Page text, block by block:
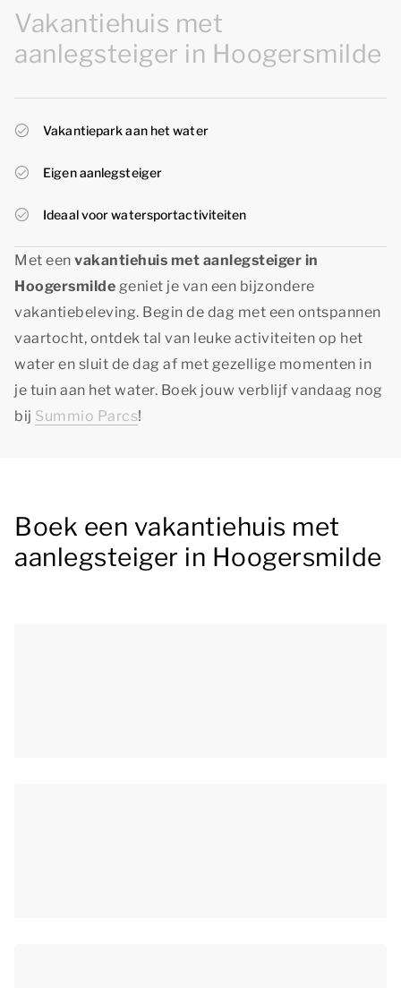
Vakantiehuis met
aanlegsteiger in Hoogersmilde
Vakantiepark aan het water
Eigen aanlegsteiger
Ideaal voor watersportactiviteiten
Met een vakantiehuis met aanlegsteiger in
Hoogersmilde geniet je van een bijzondere
vakantiebeleving. Begin de dag met een ontspannen
vaartocht, ontdek tal van leuke activiteiten op het
water en sluit de dag af met gezellige momenten in
je tuin aan het water. Boek jouw verblijf vandaag nog
bij Summio Parcs!
Boek een vakantiehuis met
aanlegsteiger in Hoogersmilde